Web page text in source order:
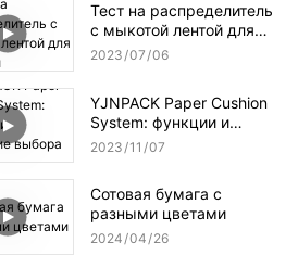
Тест на распределитель
с мыкотой лентой для
упаковки
2023 07 06
YJNPACK Paper Cushion
System: функции и
сравнение выбора
2023 11 07
Сотовая бумага с
разными цветами
2024 04 26